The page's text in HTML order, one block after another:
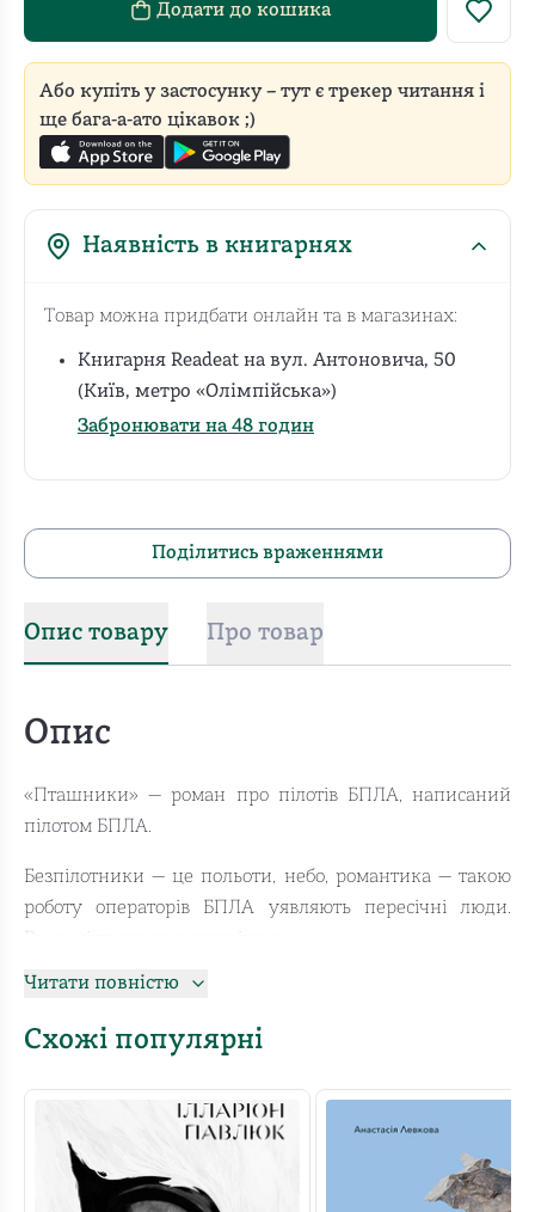
Додати до кошика
Або купіть у застосунку – тут є трекер читання і
ще бага-а-ато цікавок ;)
Наявність в книгарнях
Товар можна придбати онлайн та в магазинах:
Книгарня Readeat на вул. Антоновича, 50
(Київ, метро «Олімпійська»)
Забронювати на 48 годин
Поділитись враженнями
Опис товару Про товар
Опис
«Пташники» — роман про пілотів БПЛА, написаний
пілотом БПЛА.
Безпілотники — це польоти, небо, романтика — такою
роботу операторів БПЛА уявляють пересічні люди.
Пугач — колишній військовий і зовнішній пілот
різних типів, хоча офіційно не пілот, бо не має
повномасштабне вторгнення Пугач повертається до
ЗСУ, аби керувати БПЛА, та безпілотник для роботи
доводиться шукати самому.
Читати повністю
Схожі популярні